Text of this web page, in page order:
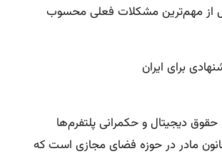
از مهم‌ترین مشکلات فعلی محسوب
برای ایران
دیجیتال و حکمرانی پلتفرم‌ها
مادر در حوزه فضای مجازی است که